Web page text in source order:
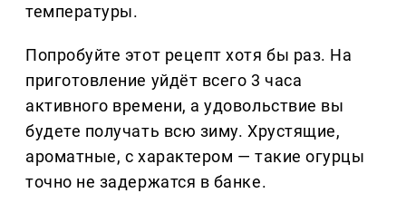
температуры.
Попробуйте этот рецепт хотя бы раз. На
приготовление уйдёт всего 3 часа
активного времени, а удовольствие вы
будете получать всю зиму. Хрустящие,
ароматные, с характером — такие огурцы
точно не задержатся в банке.